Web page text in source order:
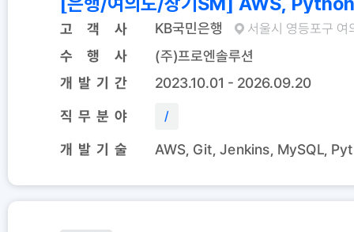
고 객 사 KB국민은행 서울시 영등포구 여
수 행 사
(주)프로엔솔루션
개 발 기 간
2023.10.01 - 2026.09.20
직 무 분 야
/
개 발 기 술 AWS, Git, Jenkins, MySQL,